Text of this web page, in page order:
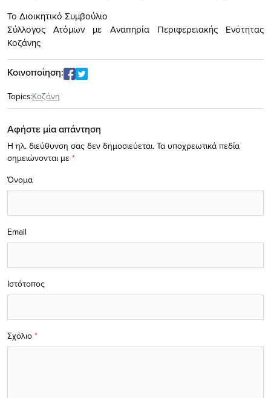
Το Διοικητικό Συμβούλιο
Σύλλογος Ατόμων με Αναπηρία Περιφερειακής Ενότητας
Κοζάνης
Κοινοποίηση:
Topics:Κοζάνη
Αφήστε μία απάντηση
Η ηλ. διεύθυνση σας δεν δημοσιεύεται. Τα υποχρεωτικά πεδία
σημειώνονται με *
Σχόλιο *
Όνομα
Email
Ιστότοπος